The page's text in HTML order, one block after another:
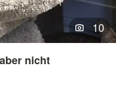
10
nicht